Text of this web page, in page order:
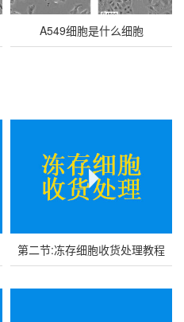
A549细胞是什么细胞
第二节:冻存细胞收货处理教程